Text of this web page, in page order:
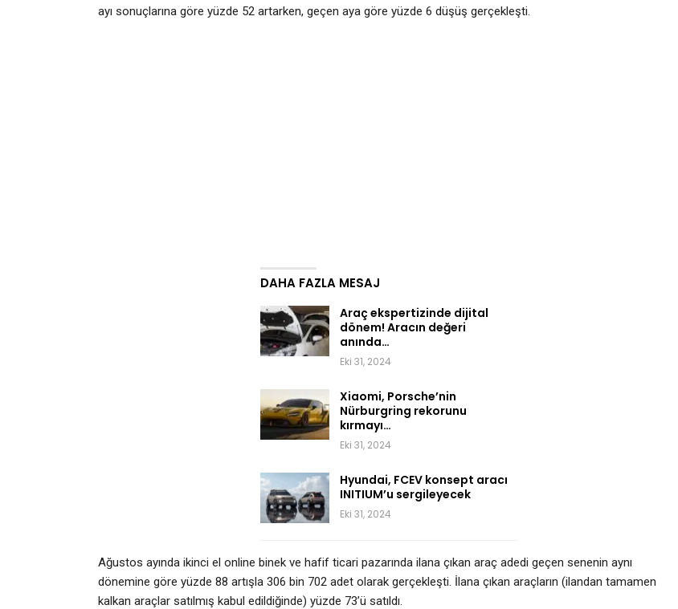
ayı sonuçlarına göre yüzde 52 artarken, geçen aya göre yüzde 6 düşüş gerçekleşti.
DAHA FAZLA MESAJ
Araç ekspertizinde dijital
dönem! Aracın değeri
anında…
Eki 31, 2024
Xiaomi, Porsche’nin
Nürburgring rekorunu
kırmayı…
Eki 31, 2024
Hyundai, FCEV konsept aracı
INITIUM’u sergileyecek
Eki 31, 2024
Ağustos ayında ikinci el online binek ve hafif ticari pazarında ilana çıkan araç adedi geçen senenin aynı
dönemine göre yüzde 88 artışla 306 bin 702 adet olarak gerçekleşti. İlana çıkan araçların (ilandan tamamen
kalkan araçlar satılmış kabul edildiğinde) yüzde 73’ü satıldı.